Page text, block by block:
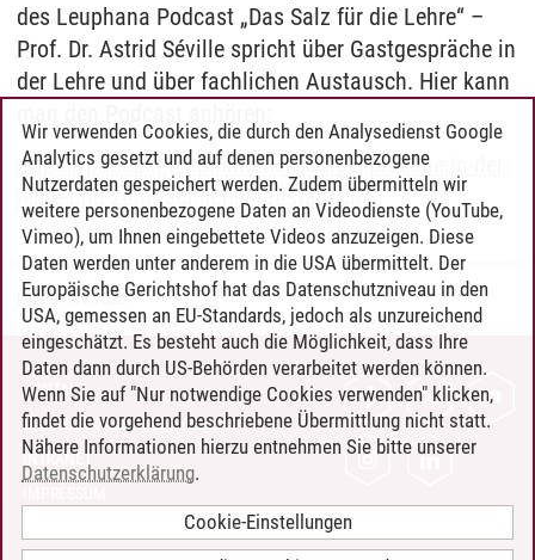
des Leuphana Podcast „Das Salz für die Lehre“ –
Prof. Dr. Astrid Séville spricht über Gastgespräche in
der Lehre und über fachlichen Austausch. Hier kann
https://podcast.leuphana.de/gastgespraeche-in-der-
lehre-und-zum-fachlichen-austausch/
lau/04.09.2025
KONTAKT
LEUPHANA ALS ARBEITGEBER
INTRANET
Wir verwenden Cookies, die durch den Analysedienst Google
Analytics gesetzt und auf denen personenbezogene
Nutzerdaten gespeichert werden. Zudem übermitteln wir
weitere personenbezogene Daten an Videodienste (YouTube,
Vimeo), um Ihnen eingebettete Videos anzuzeigen. Diese
Daten werden unter anderem in die USA übermittelt. Der
Europäische Gerichtshof hat das Datenschutzniveau in den
USA, gemessen an EU-Standards, jedoch als unzureichend
eingeschätzt. Es besteht auch die Möglichkeit, dass Ihre
Daten dann durch US-Behörden verarbeitet werden können.
Wenn Sie auf "Nur notwendige Cookies verwenden" klicken,
findet die vorgehend beschriebene Übermittlung nicht statt.
Nähere Informationen hierzu entnehmen Sie bitte unserer
Datenschutzerklärung.
Cookie-Einstellungen